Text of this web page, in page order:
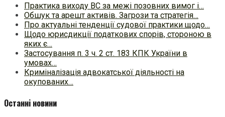
Практика виходу ВС за межі позовних вимог і…
Обшук та арешт активів. Загрози та стратегія…
Про актуальні тенденції судової практики щодо…
Щодо юрисдикції податкових спорів, стороною в
яких є…
Застосування п. 3 ч. 2 ст. 183 КПК України в
умовах…
Криміналізація адвокатської діяльності на
окупованих…
Останні новини